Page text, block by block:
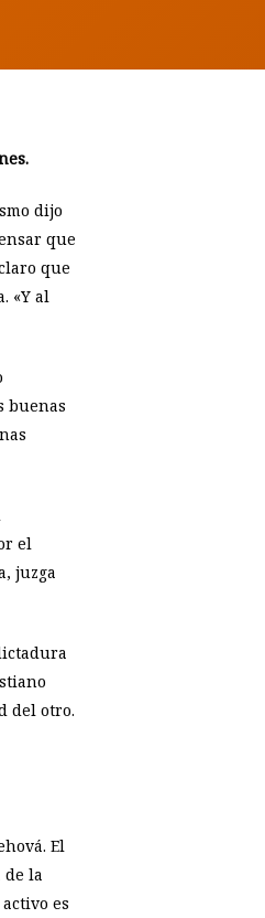
dijo
que
que
«Y al
buenas
el
juzga
del otro.
El
de la
es